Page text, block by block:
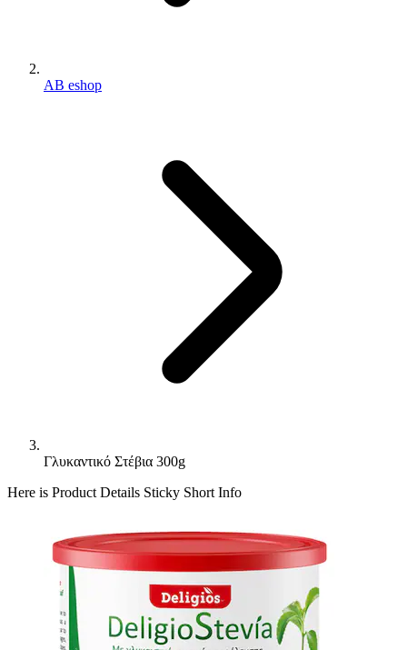
AB eshop
Γλυκαντικό Στέβια 300g
Here is Product Details Sticky Short Info